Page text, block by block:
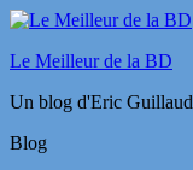
Le Meilleur de la BD
Un blog d'Eric Guillaud
Blog